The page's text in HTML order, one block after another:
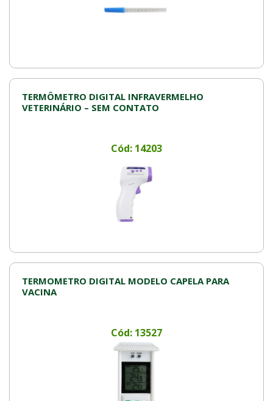
TERMÔMETRO DIGITAL INFRAVERMELHO
VETERINÁRIO – SEM CONTATO
Cód: 14203
TERMOMETRO DIGITAL MODELO CAPELA PARA
VACINA
Cód: 13527